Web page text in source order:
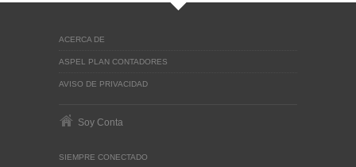
ACERCA DE
ASPEL PLAN CONTADORES
AVISO DE PRIVACIDAD
Soy Conta
SIEMPRE CONECTADO